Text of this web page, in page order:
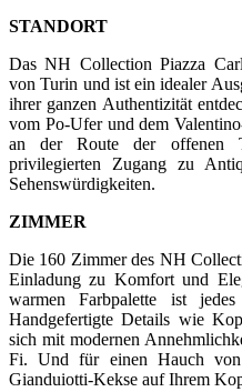
STANDORT
Das NH Collection Piazza
von Turin und ist ein idealer
ihrer ganzen Authentizität
vom Po-Ufer und dem
an der Route der offenen
privilegierten Zugang zu
Sehenswürdigkeiten.
ZIMMER
Die 160 Zimmer des NH
Einladung zu Komfort und
warmen Farbpalette ist
Handgefertigte Details wie
sich mit modernen
Fi. Und für einen Hauch
Gianduiotti-Kekse auf Ihrem